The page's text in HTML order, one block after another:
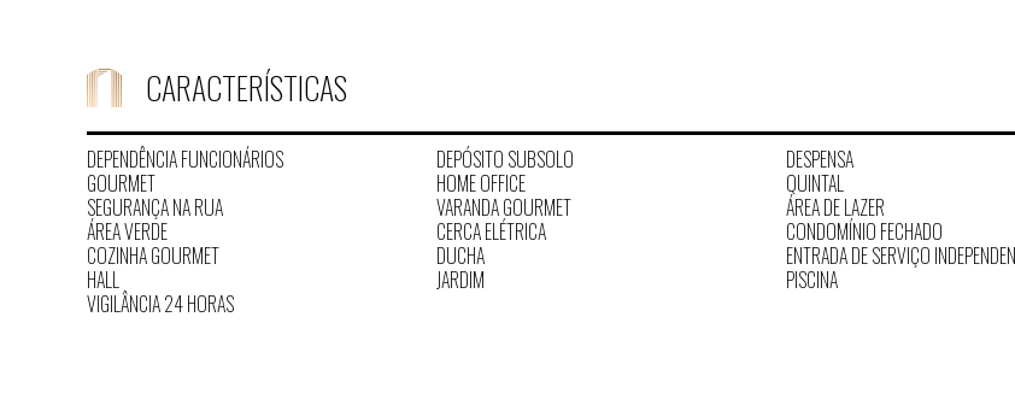
CARACTERÍSTICAS
DEPENDÊNCIA FUNCIONÁRIOS DEPÓSITO SUBSOLO
DESPENSA
GOURMET
HOME OFFICE
QUINTAL
SEGURANÇA NA RUA
VARANDA GOURMET
ÁREA DE LAZER
ÁREA VERDE
CERCA ELÉTRICA
CONDOMÍNIO FECHADO
COZINHA GOURMET
DUCHA
ENTRADA DE SERVIÇO
HALL
JARDIM
PISCINA
VIGILÂNCIA 24 HORAS